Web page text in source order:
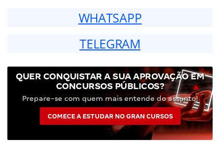
WHATSAPP
TELEGRAM
QUER CONQUISTAR A SUA APROVAÇÃO EM
CONCURSOS PÚBLICOS?
Prepare-se com quem mais entende do assunto!
COMECE A ESTUDAR NO GRAN CURSOS